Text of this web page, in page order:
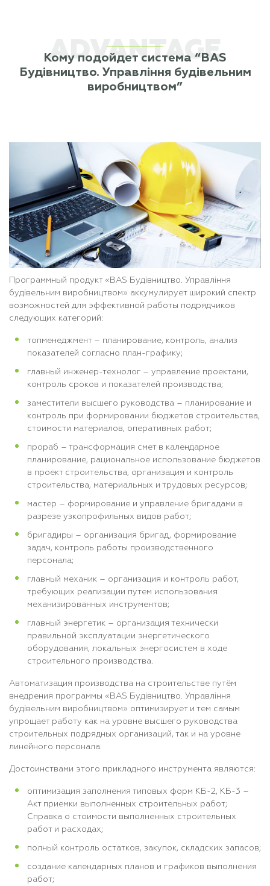
Кому подойдет система “BAS
Будівництво. Управління будівельним
виробництвом”
ADVANTAGE
Программный продукт « BAS Будівництво. Управління
будівельним виробництвом» аккумулирует широкий спектр
возможностей для эффективной работы подрядчиков
следующих категорий:
топменеджмент – планирование, контроль, анализ
показателей согласно план-графику;
главный инженер-технолог – управление проектами,
контроль сроков и показателей производства;
заместители высшего руководства – планирование и
контроль при формировании бюджетов строительства,
стоимости материалов, оперативных работ;
прораб – трансформация смет в календарное
планирование, рациональное использование бюджетов
в проект строительства, организация и контроль
строительства, материальных и трудовых ресурсов;
мастер – формирование и управление бригадами в
разрезе узкопрофильных видов работ;
бригадиры – организация бригад, формирование
задач, контроль работы производственного
персонала;
главный механик – организация и контроль работ,
требующих реализации путем использования
механизированных инструментов;
главный энергетик – организация технически
правильной эксплуатации энергетического
оборудования, локальных энергосистем в ходе
строительного производства.
Автоматизация производства на строительстве путём
внедрения программы « BAS Будівництво. Управління
будівельним виробництвом» оптимизирует и тем самым
упрощает работу как на уровне высшего руководства
строительных подрядных организаций, так и на уровне
линейного персонала.
Достоинствами этого прикладного инструмента являются:
оптимизация заполнения типовых форм КБ-2, КБ-3 –
Акт приемки выполненных строительных работ;
Справка о стоимости выполненных строительных
работ и расходах;
полный контроль остатков, закупок, складских запасов;
создание календарных планов и графиков выполнения
работ;